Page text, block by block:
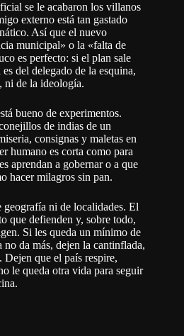
se le acabaron los villanos
externo está tan gastado
Así que el nuevo
municipal» o la «falta de
es perfecto: si el plan sale
del delegado de la esquina,
ni de la ideología.
bueno de experimentos.
de indias de un
consignas y maletas en
humano es corta como para
aprendan a gobernar o a que
hacer milagros sin pan.
ni de localidades. El
que defienden y, sobre todo,
Si les queda un mínimo de
no da más, dejen la cantinflada,
Dejen que el país respire,
le queda otra vida para seguir